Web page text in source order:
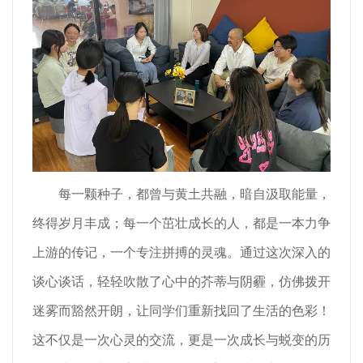
每一颗种子，都曾与黄土共融，暗自汲取能量，
终得岁月丰成；每一个茁壮成长的人，都是一本力争
上游的传记，一个专注拼搏的灵魂。通过这次深入的
谈心谈话，轻轻吹散了心中的芥蒂与阴霾，仿佛拨开
迷雾而豁然开朗，让同学们重新找回了生活的色彩！
这不仅是一次心灵的交流，更是一次成长与蜕变的历